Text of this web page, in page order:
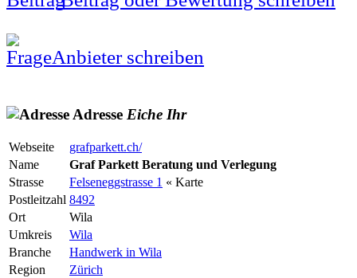
Anbieter schreiben
Adresse Eiche Ihr
Webseite
grafparkett.ch/
Name
Graf Parkett Beratung und Verlegung
Strasse
Felseneggstrasse 1 « Karte
Postleitzahl 8492
Ort
Wila
Umkreis
Wila
Branche
Handwerk in Wila
Region
Zürich